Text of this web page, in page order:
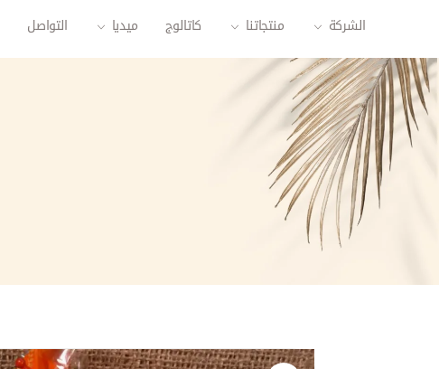
الشركة منتجاتنا كاتالوج ميديا التواصل